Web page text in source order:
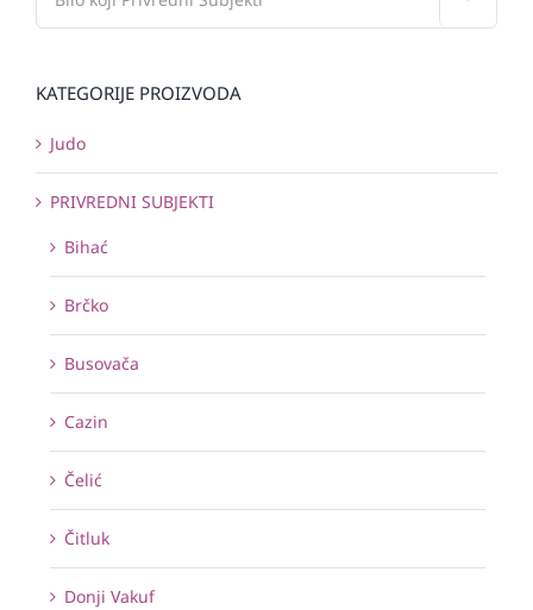
KATEGORIJE PROIZVODA
Judo
PRIVREDNI SUBJEKTI
Bihać
Brčko
Busovača
Cazin
Čelić
Čitluk
Donji Vakuf